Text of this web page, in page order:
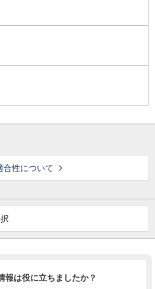
合性について
報は役に立ちましたか？